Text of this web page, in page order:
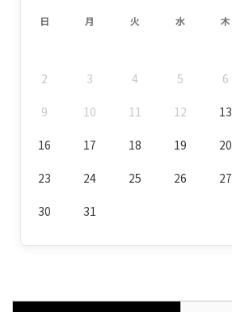
日 月 火 水 木
2 3 4 5 6
9 10 11 12 13
16 17 18 19 20
23 24 25 26 27
30 31